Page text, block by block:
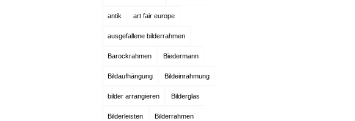
antik art fair europe
ausgefallene bilderrahmen
Barockrahmen Biedermann
Bildaufhängung Bildeinrahmung
bilder arrangieren Bilderglas
Bilderleisten Bilderrahmen